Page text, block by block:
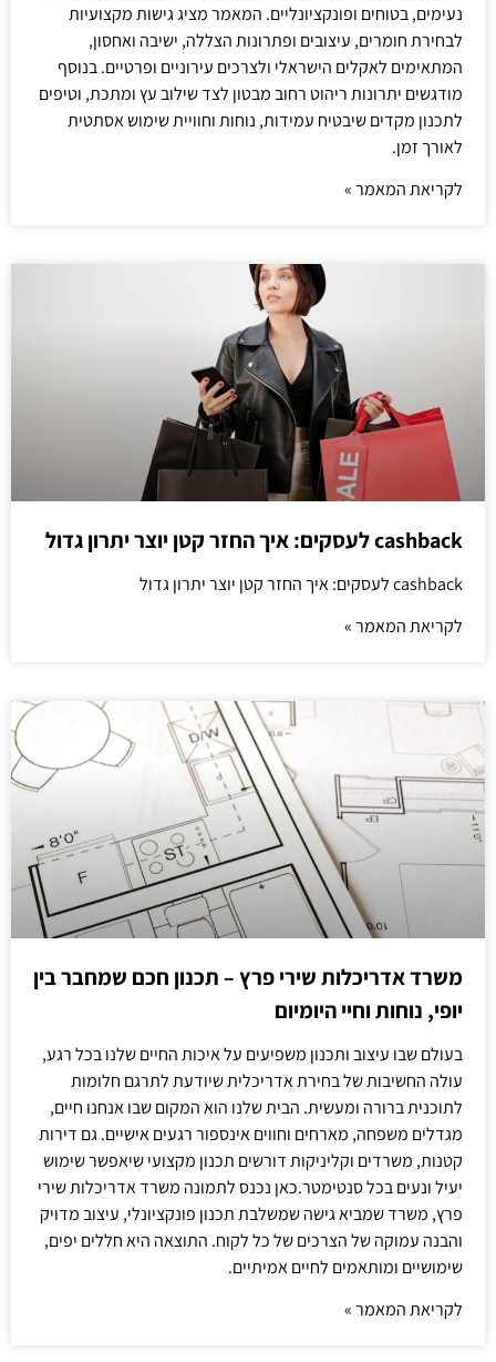
נעימים, בטוחים ופונקציונליים. המאמר מציג גישות מקצועיות
לבחירת חומרים, עיצובים ופתרונות הצללה, ישיבה ואחסון,
המתאימים לאקלים הישראלי ולצרכים עירוניים ופרטיים. בנוסף
מודגשים יתרונות ריהוט רחוב מבטון לצד שילוב עץ ומתכת, וטיפים
לתכנון מקדים שיבטיח עמידות, נוחות וחוויית שימוש אסתטית
לאורך זמן.
לקריאת המאמר »
cashback לעסקים: איך החזר קטן יוצר יתרון גדול
cashback לעסקים: איך החזר קטן יוצר יתרון גדול
לקריאת המאמר »
משרד אדריכלות שירי פרץ – תכנון חכם שמחבר בין
יופי, נוחות וחיי היומיום
בעולם שבו עיצוב ותכנון משפיעים על איכות החיים שלנו בכל רגע,
עולה החשיבות של בחירת אדריכלית שיודעת לתרגם חלומות
לתוכנית ברורה ומעשית. הבית שלנו הוא המקום שבו אנחנו חיים,
מגדלים משפחה, מארחים וחווים אינספור רגעים אישיים. גם דירות
קטנות, משרדים וקליניקות דורשים תכנון מקצועי שיאפשר שימוש
יעיל ונעים בכל סנטימטר.כאן נכנס לתמונה משרד אדריכלות שירי
פרץ, משרד שמביא גישה שמשלבת תכנון פונקציונלי, עיצוב מדויק
והבנה עמוקה של הצרכים של כל לקוח. התוצאה היא חללים יפים,
שימושיים ומותאמים לחיים אמיתיים.
לקריאת המאמר »